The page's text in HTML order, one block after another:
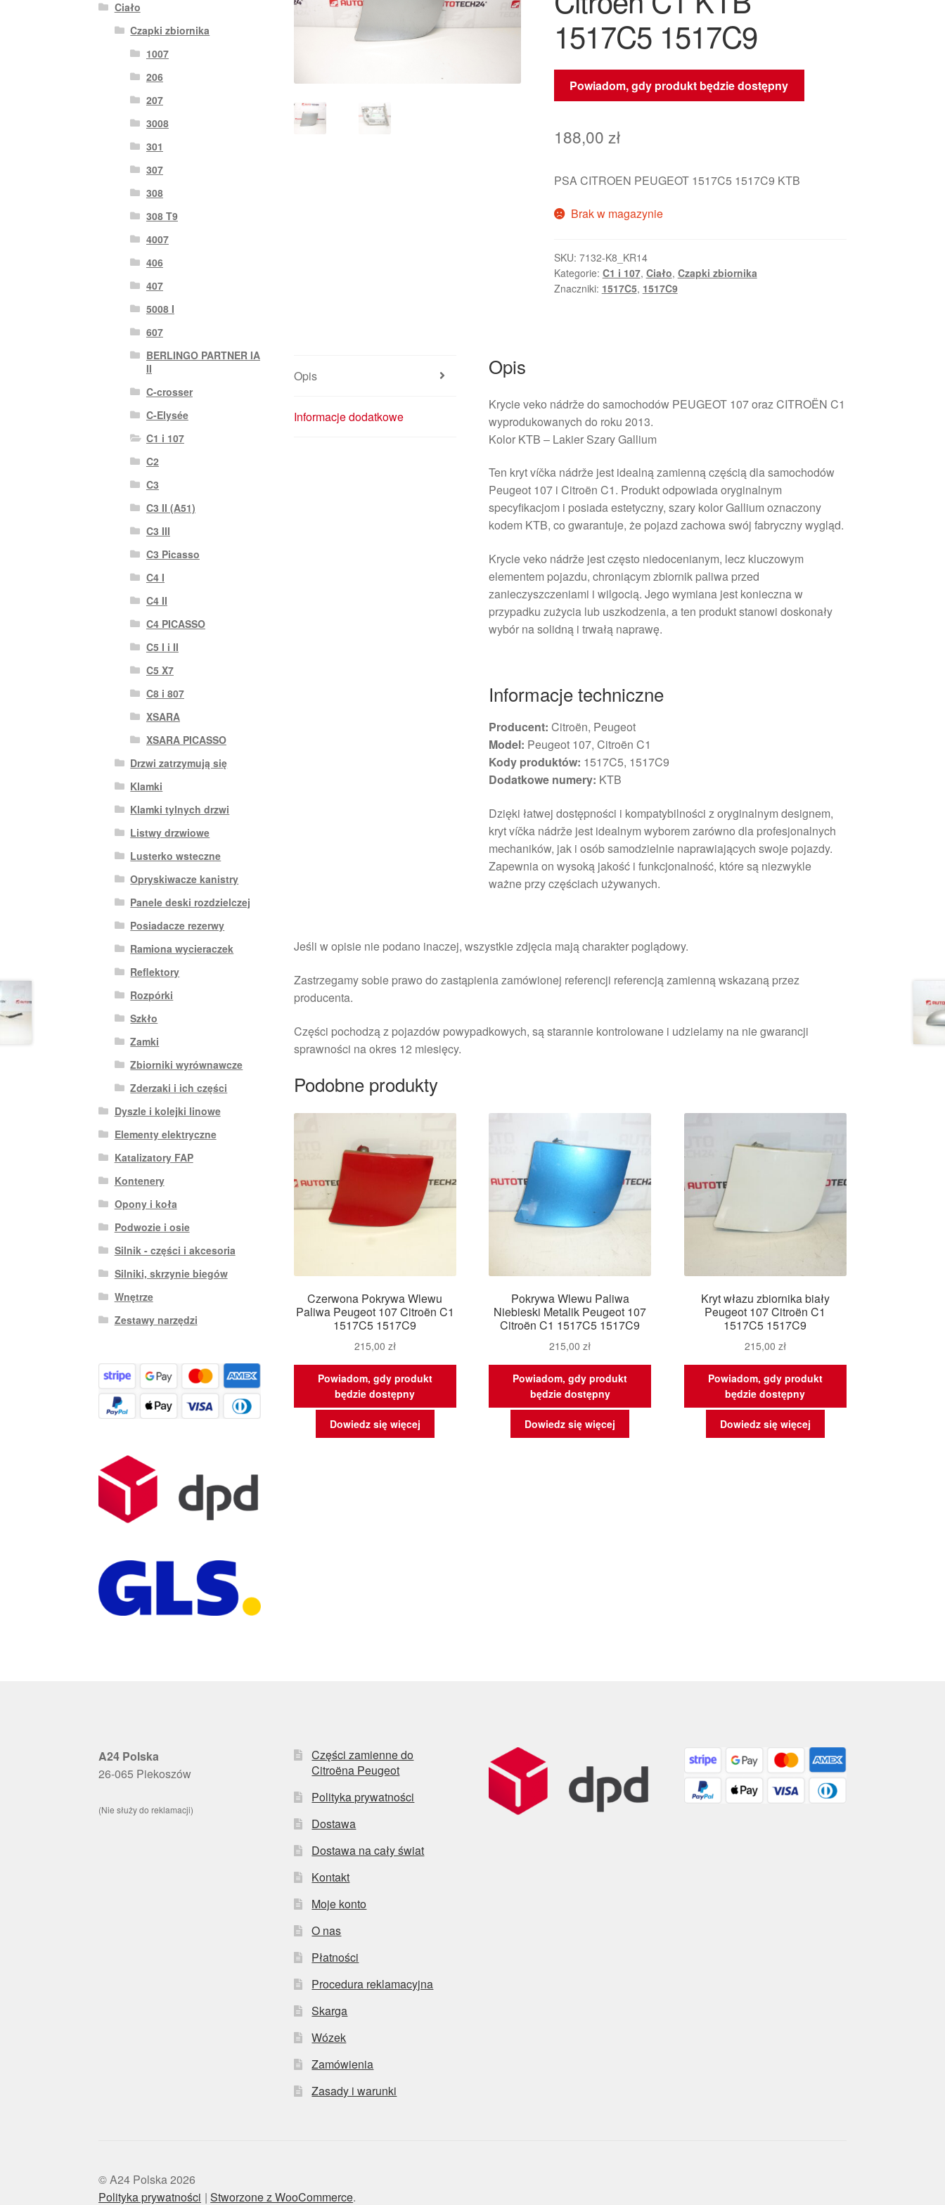
1517C5 1517C9
Powiadom, gdy produkt będzie dostępny
188,00 zł
PSA CITROEN PEUGEOT 1517C5 1517C9 KTB
Brak w magazynie
SKU: 7132-K8_KR14
Kategorie: C1 i 107, Ciało, Czapki zbiornika
Znaczniki: 1517C5, 1517C9
Opis
Informacje dodatkowe
Opis
Krycie veko nádrže do samochodów PEUGEOT 107 oraz CITROËN C1
wyprodukowanych do roku 2013.
Kolor KTB – Lakier Szary Gallium
Ten kryt víčka nádrže jest idealną zamienną częścią dla samochodów
Peugeot 107 i Citroën C1. Produkt odpowiada oryginalnym
specyfikacjom i posiada estetyczny, szary kolor Gallium oznaczony
kodem KTB, co gwarantuje, że pojazd zachowa swój fabryczny wygląd.
Krycie veko nádrže jest często niedocenianym, lecz kluczowym
elementem pojazdu, chroniącym zbiornik paliwa przed
zanieczyszczeniami i wilgocią. Jego wymiana jest konieczna w
przypadku zużycia lub uszkodzenia, a ten produkt stanowi doskonały
wybór na solidną i trwałą naprawę.
Informacje techniczne
Producent: Citroën, Peugeot
Model: Peugeot 107, Citroën C1
Kody produktów: 1517C5, 1517C9
Dodatkowe numery: KTB
Dzięki łatwej dostępności i kompatybilności z oryginalnym designem,
kryt víčka nádrže jest idealnym wyborem zarówno dla profesjonalnych
mechaników, jak i osób samodzielnie naprawiających swoje pojazdy.
Zapewnia on wysoką jakość i funkcjonalność, które są niezwykle
ważne przy częściach używanych.
Jeśli w opisie nie podano inaczej, wszystkie zdjęcia mają charakter poglądowy.
Zastrzegamy sobie prawo do zastąpienia zamówionej referencji referencją zamienną wskazaną przez
producenta.
Części pochodzą z pojazdów powypadkowych, są starannie kontrolowane i udzielamy na nie gwarancji
sprawności na okres 12 miesięcy.
Podobne produkty
Czerwona Pokrywa Wlewu
Paliwa Peugeot 107 Citroën C1
1517C5 1517C9
215,00 zł
Powiadom, gdy produkt
będzie dostępny
Dowiedz się więcej
Pokrywa Wlewu Paliwa
Niebieski Metalik Peugeot 107
Citroën C1 1517C5 1517C9
215,00zł
Powiadom, gdy produkt
będzie dostępny
Dowiedz się więcej
Kryt włazu zbiornika biały
Peugeot 107 Citroën C1
1517C5 1517C9
215,00 zł
Powiadom, gdy produkt
będzie dostępny
Dowiedz się więcej
Ciało
Czapki zbiornika
1007
206
207
3008
301
307
308
308 T9
4007
406
407
5008 I
607
BERLINGO PARTNER IA
II
C-crosser
C-Elysée
C1 i 107
C2
C3
C3 II (A51)
C3 III
C3 Picasso
C4 I
C4 II
C4 PICASSO
C5 I i II
C5 X7
C8 i 807
XSARA
XSARA PICASSO
Drzwi zatrzymują się
Klamki
Klamki tylnych drzwi
Listwy drzwiowe
Lusterko wsteczne
Opryskiwacze kanistry
Panele deski rozdzielczej
Posiadacze rezerwy
Ramiona wycieraczek
Reflektory
Rozpórki
Szkło
Zamki
Zbiorniki wyrównawcze
Zderzaki i ich części
Dyszle i kolejki linowe
Elementy elektryczne
Katalizatory FAP
Kontenery
Opony i koła
Podwozie i osie
Silnik - części i akcesoria
Silniki, skrzynie biegów
Wnętrze
Zestawy narzędzi
A24 Polska
26-065 Piekoszów
(Nie służy do reklamacji)
Części zamienne do
Citroëna Peugeot
Polityka prywatności
Dostawa
Dostawa na cały świat
Kontakt
Moje konto
O nas
Płatności
Procedura reklamacyjna
Skarga
Wózek
Zamówienia
Zasady i warunki
© A24 Polska 2026
Polityka prywatności
Stworzone z WooCommerce.